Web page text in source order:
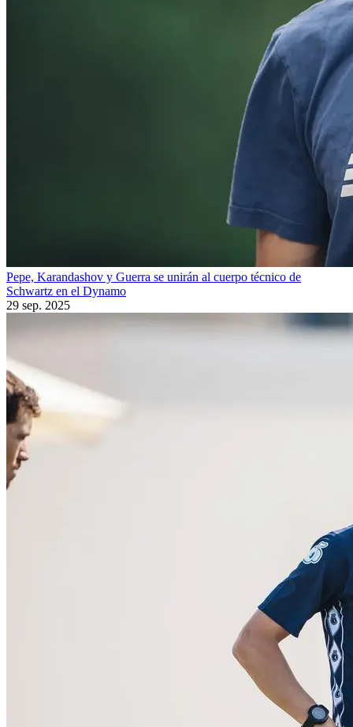
Pepe, Karandashov y Guerra se unirán al cuerpo técnico de
Schwartz en el Dynamo
29 sep. 2025